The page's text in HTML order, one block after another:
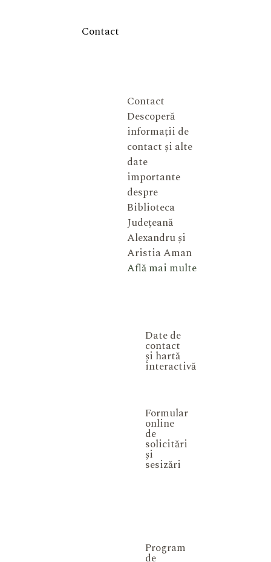
Contact
Contact
Descoperă
informații de
contact și alte
date
importante
despre
Biblioteca
Județeană
Alexandru și
Aristia Aman
Află mai multe
Date de
contact
și hartă
interactivă
Formular
online
de
solicitări
și
sesizări
Program
de